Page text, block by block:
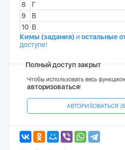
8
Г
9
В
10 В
Кимы (задания) и остальные
доступе!
Полный доступ закрыт
Чтобы использовать весь
авторизоваться!
АВТОРИЗОВАТЬСЯ